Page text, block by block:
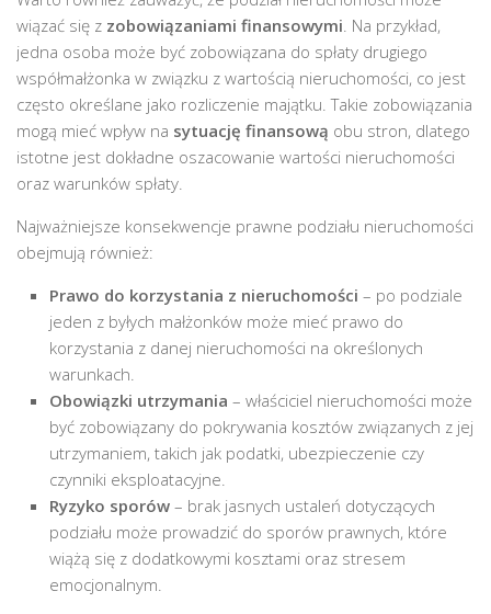
wiązać się z zobowiązaniami finansowymi . Na przykład,
jedna osoba może być zobowiązana do spłaty drugiego
współmałżonka w związku z wartością nieruchomości, co jest
często określane jako rozliczenie majątku. Takie zobowiązania
mogą mieć wpływ na sytuację finansową obu stron, dlatego
istotne jest dokładne oszacowanie wartości nieruchomości
oraz warunków spłaty.
Najważniejsze konsekwencje prawne podziału nieruchomości
obejmują również:
Prawo do korzystania z nieruchomości – po podziale
jeden z byłych małżonków może mieć prawo do
korzystania z danej nieruchomości na określonych
warunkach.
Obowiązki utrzymania – właściciel nieruchomości może
być zobowiązany do pokrywania kosztów związanych z jej
utrzymaniem, takich jak podatki, ubezpieczenie czy
czynniki eksploatacyjne.
Ryzyko sporów – brak jasnych ustaleń dotyczących
podziału może prowadzić do sporów prawnych, które
wiążą się z dodatkowymi kosztami oraz stresem
emocjonalnym.